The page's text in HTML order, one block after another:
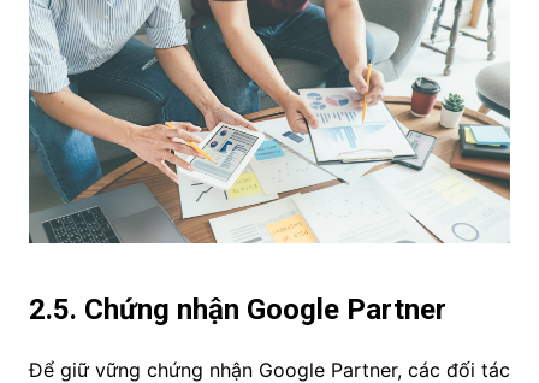
2.5. Chứng nhận Google Partner
Để giữ vững chứng nhận Google Partner, các đối tác